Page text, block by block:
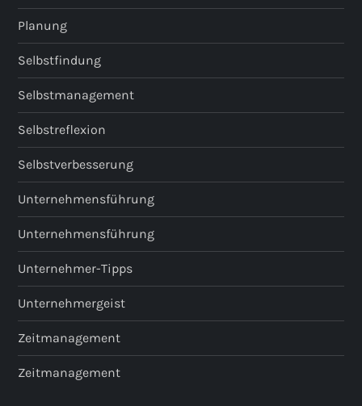
Planung
Selbstfindung
Selbstmanagement
Selbstreflexion
Selbstverbesserung
Unternehmensführung
Unternehmensführung
Unternehmer-Tipps
Unternehmergeist
Zeitmanagement
Zeitmanagement